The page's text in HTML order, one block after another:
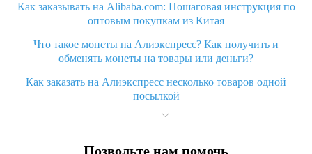
Как заказывать на Alibaba.com: Пошаговая инструкция по
оптовым покупкам из Китая
Что такое монеты на Алиэкспресс? Как получить и
обменять монеты на товары или деньги?
Как заказать на Алиэкспресс несколько товаров одной
посылкой
Что значит статус «Заказ закрыт» на Алиэкспресс и что
Позвольте нам помочь